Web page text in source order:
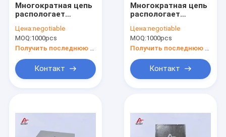
Многократная цепь
распологает
драгоценностей
бумаги цвета
золота Шампани с
окном любимца,
ФСК/СГС
Цена:negotiable
MOQ:1000pcs
Контакт
Многократная цепь
распологает
драгоценностей
бумаги цвета
золота Шампани с
окном любимца,
ФСК/СГС
Цена:negotiable
MOQ:1000pcs
Контакт